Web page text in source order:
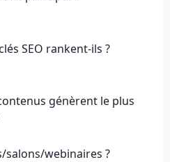
SEO rankent-ils ?
génèrent le plus
salons/webinaires ?